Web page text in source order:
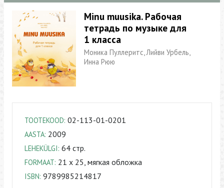
Minu muusika. Рабочая
тетрадь по музыке для
1 класса
Моника Пуллеритс, Лийви Урбель,
Инна Рюю
TOOTEKOOD: 02-113-01-0201
AASTA: 2009
LEHEKÜLGI: 64 cтр.
FORMAAT: 21 x 25, мягкая обложка
ISBN: 9789985214817